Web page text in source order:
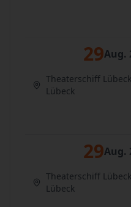
29Aug.
Theaterschiff Lübeck
Lübeck
29Aug.
Theaterschiff Lübeck
Lübeck